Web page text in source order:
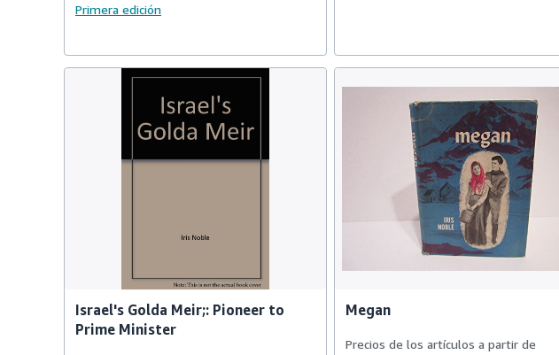
Primera edición
Israel's Golda Meir;: Pioneer to
Prime Minister
Megan
Precios de los artículos a partir de